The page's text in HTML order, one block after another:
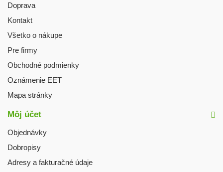
Doprava
Kontakt
Všetko o nákupe
Pre firmy
Obchodné podmienky
Oznámenie EET
Mapa stránky
Môj účet
Objednávky
Dobropisy
Adresy a fakturačné údaje